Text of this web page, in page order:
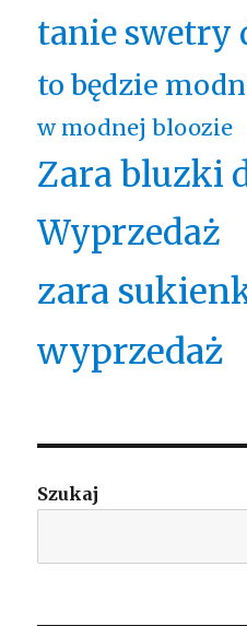
tanie swetry
to będzie
w modnej bloozie
Zara bluzki
Wyprzedaż
zara
wyprzedaż
Szukaj